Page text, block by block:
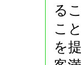
る
こ
を